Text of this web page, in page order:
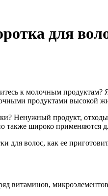
для
к молочным продуктам?
продуктами высокой
Ненужный продукт,
также широко применяются
для волос, как ее
витаминов,